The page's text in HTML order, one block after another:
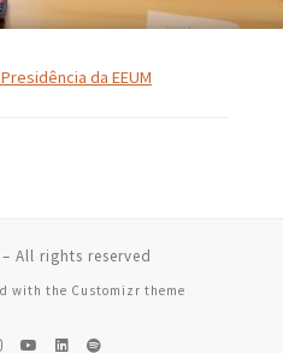
da EEUM
– All rights reserved
with the Customizr theme